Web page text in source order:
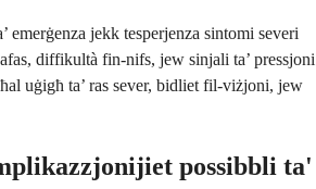
emerġenza jekk tesperjenza sintomi severi
diffikultà fin-nifs, jew sinjali ta’ pressjoni
uġigħ ta’ ras sever, bidliet fil-viżjoni, jew
possibbli ta'